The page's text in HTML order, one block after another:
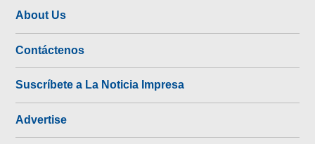
About Us
Contáctenos
Suscríbete a La Noticia Impresa
Advertise